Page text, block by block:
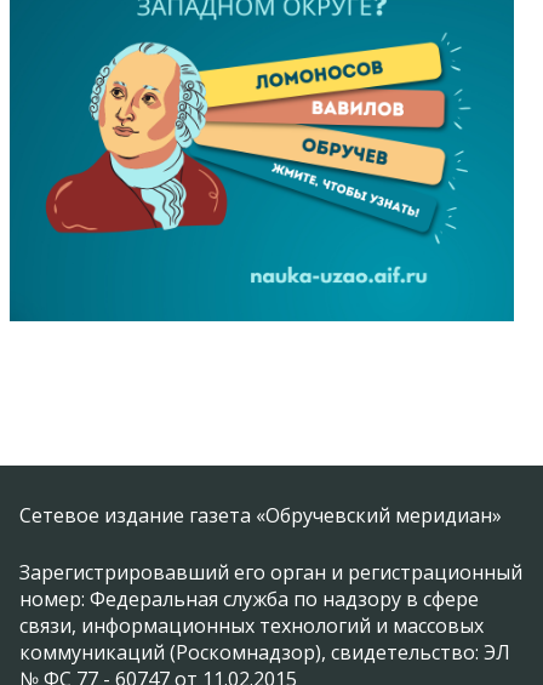
Сетевое издание газета «Обручевский меридиан»
Зарегистрировавший его орган и регистрационный
номер: Федеральная служба по надзору в сфере
связи, информационных технологий и массовых
коммуникаций (Роскомнадзор), свидетельство: ЭЛ
№ ФС 77 - 60747 от 11.02.2015